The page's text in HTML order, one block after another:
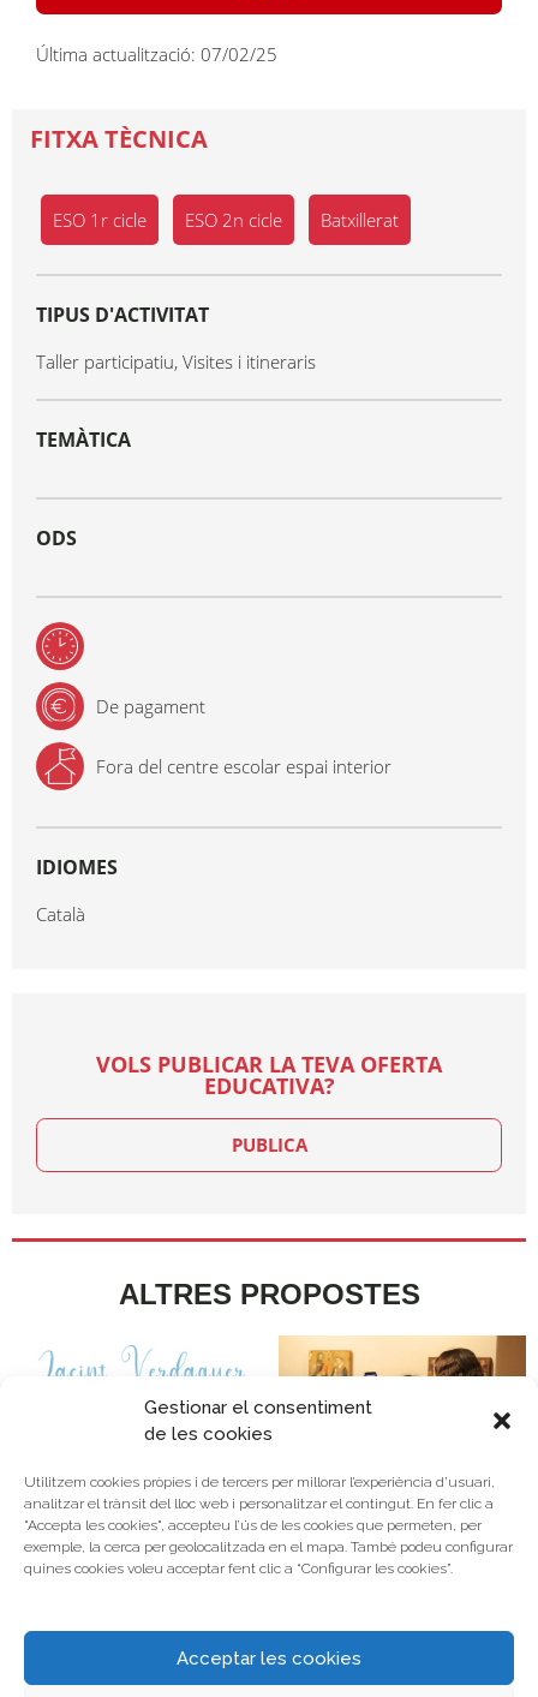
Gestionar el consentiment
de les cookies
Utilitzem cookies pròpies i de tercers per millorar l’experiència d’usuari,
analitzar el trànsit del lloc web i personalitzar el contingut. En fer clic a
"Accepta les cookies", accepteu l’ús de les cookies que permeten, per
exemple, la cerca per geolocalitzada en el mapa. També podeu configurar
quines cookies voleu acceptar fent clic a “Configurar les cookies”.
Acceptar les cookies
Última actualització: 07/02/25
FITXA TÈCNICA
ESO 1r cicle ESO 2n cicle Batxillerat
TIPUS D'ACTIVITAT
Taller participatiu, Visites i itineraris
TEMÀTICA
ODS
De pagament
Fora del centre escolar espai interior
IDIOMES
Català
VOLS PUBLICAR LA TEVA OFERTA
EDUCATIVA?
PUBLICA
ALTRES PROPOSTES
Rondalles i poemes
MUSEU I
TECNOLOGIA
VEURE L’ACTIVITAT